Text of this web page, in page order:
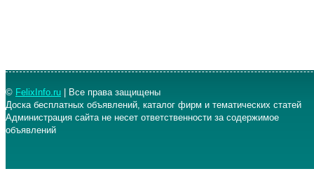
© FelixInfo.ru | Все права защищены
Доска бесплатных объявлений, каталог фирм и тематических статей
Администрация сайта не несет ответственности за содержимое
объявлений